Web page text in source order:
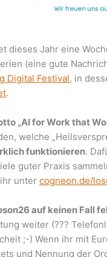
dieses Jahr eine
(eine gute
Digital Festival, in
.
„AI for Work that
welche
funktionieren.
guter Praxis
unter cogneon.de/
auf keinen Fall
weiter (???
;-) Wenn ihr mit
und Nennung der